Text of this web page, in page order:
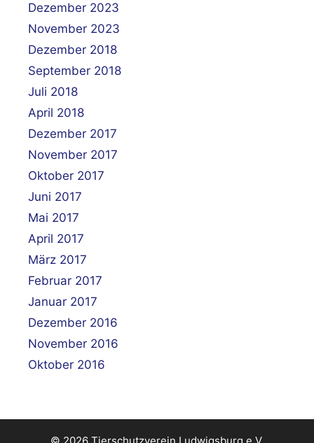
Dezember 2023
November 2023
Dezember 2018
September 2018
Juli 2018
April 2018
Dezember 2017
November 2017
Oktober 2017
Juni 2017
Mai 2017
April 2017
März 2017
Februar 2017
Januar 2017
Dezember 2016
November 2016
Oktober 2016